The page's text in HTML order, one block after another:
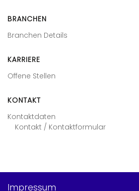
BRANCHEN
Branchen Details
KARRIERE
Offene Stellen
KONTAKT
Kontaktdaten
Kontakt / Kontaktformular
Impressum